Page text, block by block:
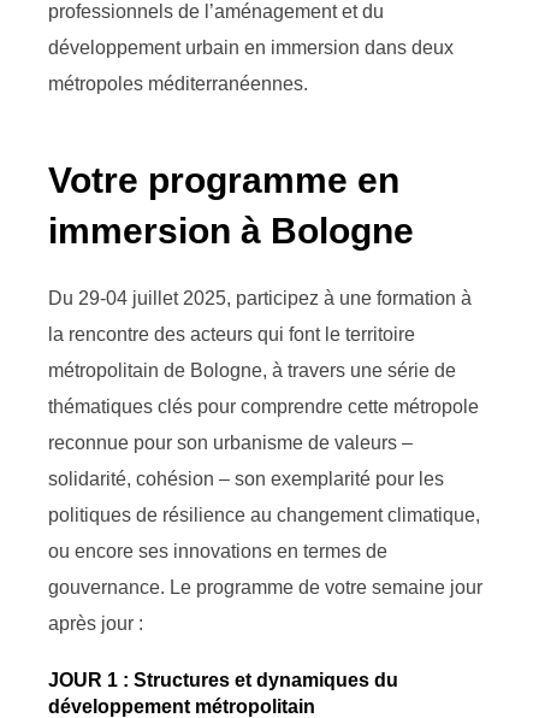
professionnels de l’aménagement et du
développement urbain en immersion dans deux
métropoles méditerranéennes.
Votre programme en
immersion à Bologne
Du 29-04 juillet 2025, participez à une formation à
la rencontre des acteurs qui font le territoire
métropolitain de Bologne, à travers une série de
thématiques clés pour comprendre cette métropole
reconnue pour son urbanisme de valeurs –
solidarité, cohésion – son exemplarité pour les
politiques de résilience au changement climatique,
ou encore ses innovations en termes de
gouvernance. Le programme de votre semaine jour
après jour :
JOUR 1 : Structures et dynamiques du
développement métropolitain